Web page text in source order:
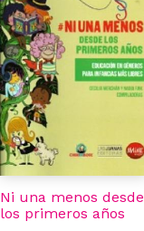
Ni una menos desde
los primeros años